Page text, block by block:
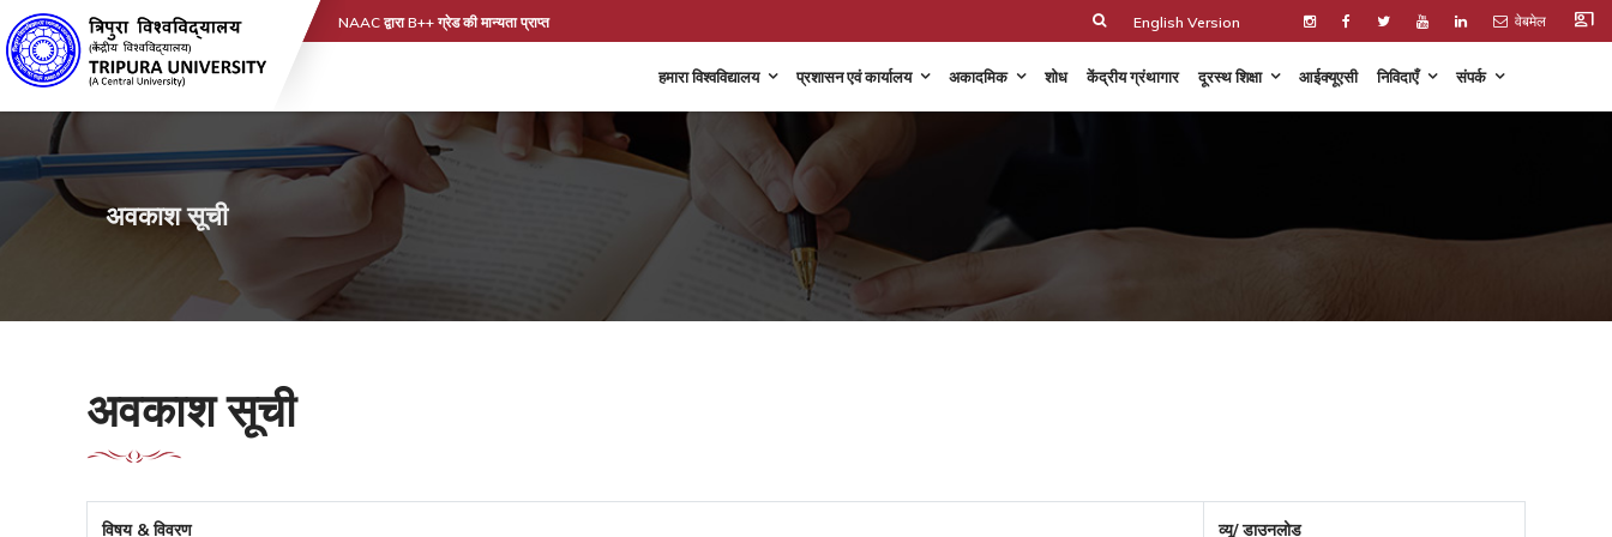
NAAC द्वारा B++ ग्रेड की मान्यता प्राप्त English Version वेबमेल co_present
हमारा विश्वविद्यालय प्रशासन एवं कार्यालय अकादमिक शोध केंद्रीय ग्रंथागार दूरस्थ शिक्षा आईक्यूएसी निविदाएँ संपर्क
अवकाश सूची
अवकाश सूची
विषय & विवरण व्यू/ डाउनलोड